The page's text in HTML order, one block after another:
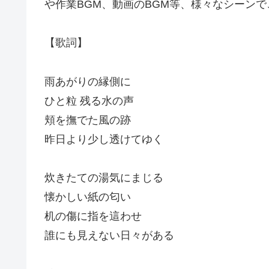
や作業BGM、動画のBGM等、様々なシーンで
【歌詞】
雨あがりの縁側に
ひと粒 残る水の声
頬を撫でた風の跡
昨日より少し透けてゆく
炊きたての湯気にまじる
懐かしい紙の匂い
机の傷に指を這わせ
誰にも見えない日々がある